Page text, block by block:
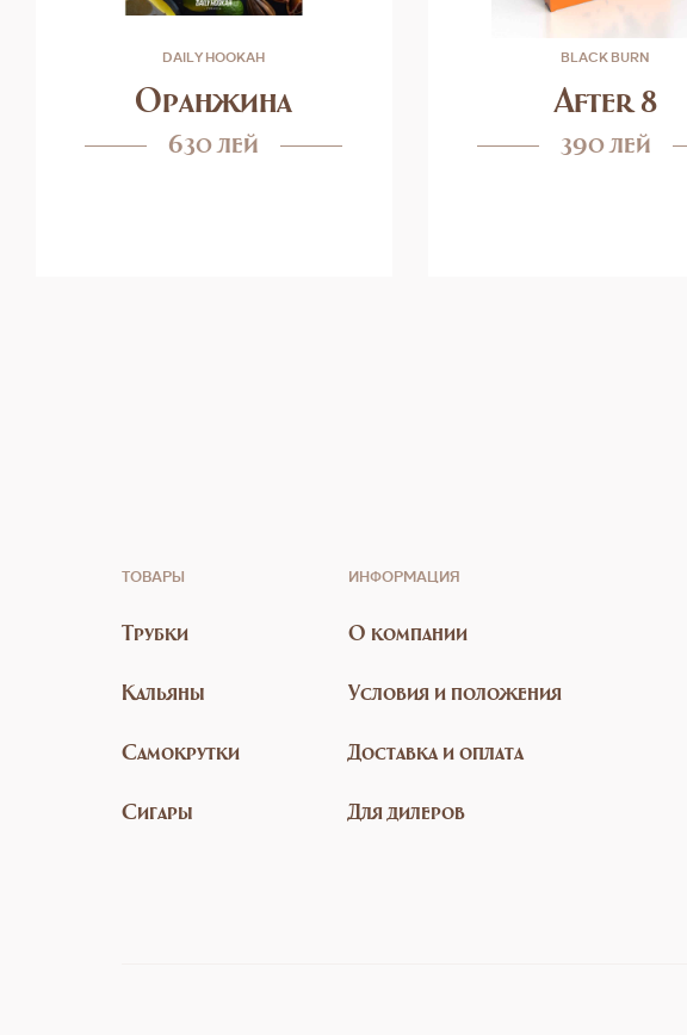
DAILY HOOKAH
Оранжина
630 лей
BLACK BURN
After 8
390 лей
ТОВАРЫ
Трубки
Кальяны
Самокрутки
Сигары
ИНФОРМАЦИЯ
О компании
Условия и положения
Доставка и оплата
Для дилеров